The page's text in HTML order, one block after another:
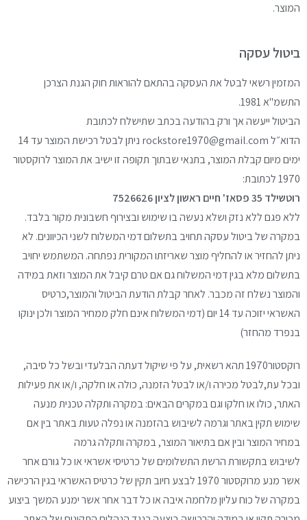
המוצר.
ביטול עסקה
המזמין רשאי לבטל את העסקה בהתאם להוראות חוקהגנת הצרכן
התשמ"א 1981.
הביטול ייעשה אך ורק בהודעה בכתב שתישלח לכתובת
הדוא״לrockstore1970@gmail.com
ניתן לבטל רכישת המוצר עד 14
ימים מיום קבלת המוצר,בתנאי שבתוך תקופה זו ישיב את המוצר לרוקסטור
1970לכתובת:
רוטשילד 35 פסאז' חיים ראשון לציון 7526626
ללא פגם ללא נזק ושלא נעשה בו שימוש ובצירוף חשבוניתמקור בלבד.
במקרה של ביטול עסקה תחויב בתשלום דמיהמשלוח לשני הכיוונים. לא
ניתן להחזיר או להחליף מוצרשאריזתו המקורית נפתחה. המשתמש יחויב
בתשלום מלא בגין דמי המשלוח גם אםטרם קיבל את המוצר וזאת במידה
והמוצר נשלח זה מכבר. לאחר קבלת הודעת הביטול והמוצר,כרטיס
האשראייזוכה עד 14 יום (דמי המשלוח אינם חלק ממחיר המוצר
ולכן ינוקו
בנפרד מהחזר)
רוקסטור1970 תהא רשאית, על פי שיקול דעתה הבלעדי
ובשל כל סיבה,
ובכל עת,לבטל מכירה ו/או לבטל הזמנה, כולה או חלקה, ו/או את פעילות
האתר, כולו או חלקווגם במקרים הבאים:במקרה ותקלה טכנית מנעה
שימוש תקין באתר וגרמהלשיבוש בהזמנה או נפלה טעות באתר בין אם
במחיר המוצרובין אם בתיאור המוצר, במקרה ותקלה גרמה
לשיבושבתקשורת הרשת התשלומים של כרטיסי אשראי או כל גורםאחר
אשר מנע מרוקסטור 1970 לבצע חיוב תקין של כרטיס
האשראי בגין הרכישה
במקרה של כוח עליון מלחמה איבהאו כל דבר אחר אשר ימנע המשך ביצוע